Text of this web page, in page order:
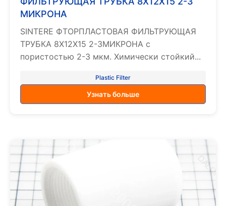
МИКРОНА
SINTERE ФТОРПЛАСТОВАЯ ФИЛЬТРУЮЩАЯ
ТРУБКА 8X12X15 2-3МИКРОНА с
пористостью 2-3 мкм. Химически стойкий...
Plastic Filter
Узнать больше